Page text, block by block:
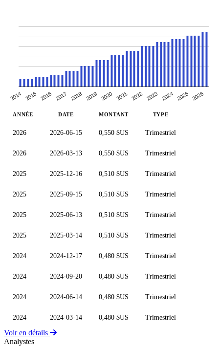
2014 2015 2016 2017 2018 2019 2020 2021 2022 2023 2024 2025 2026
ANNÉE DATE MONTANT TYPE
2026 2026-06-15 0,550 $US Trimestriel
2026 2026-03-13 0,550 $US Trimestriel
2025 2025-12-16 0,510 $US Trimestriel
2025 2025-09-15 0,510 $US Trimestriel
2025 2025-06-13 0,510 $US Trimestriel
2025 2025-03-14 0,510 $US Trimestriel
2024 2024-12-17 0,480 $US Trimestriel
2024 2024-09-20 0,480 $US Trimestriel
2024 2024-06-14 0,480 $US Trimestriel
2024 2024-03-14 0,480 $US Trimestriel
Voir en détails
Analystes